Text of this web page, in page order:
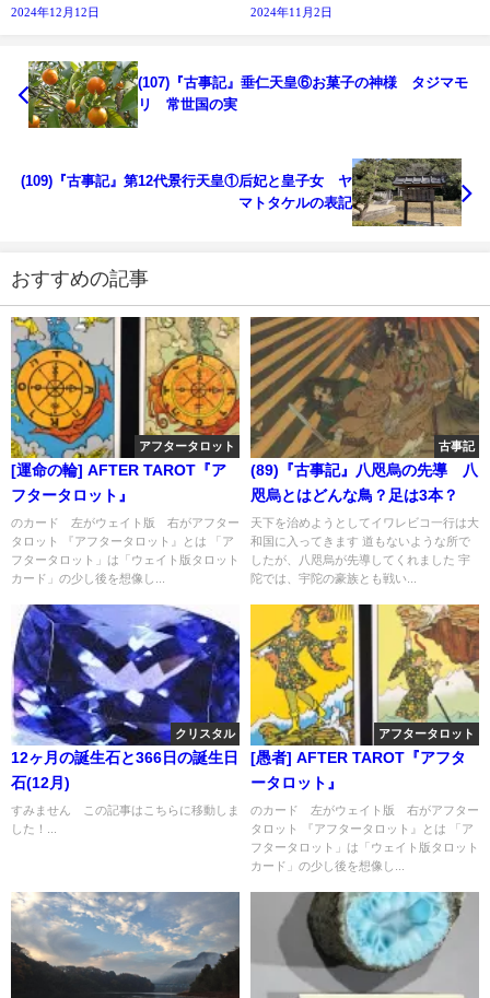
2024年12月12日 2024年11月2日
(107)『古事記』垂仁天皇⑥お菓子の神様 タジマモ
リ 常世国の実
(109)『古事記』第12代景行天皇①后妃と皇子女 ヤ
マトタケルの表記
おすすめの記事
アフタータロット
[運命の輪] AFTER TAROT『ア
フタータロット』
のカード 左がウェイト版 右がアフター
タロット 『アフタータロット』とは 「ア
フタータロット」は「ウェイト版タロット
カード」の少し後を想像し...
古事記
(89)『古事記』八咫烏の先導 八
咫烏とはどんな鳥？足は3本？
天下を治めようとしてイワレビコ一行は大
和国に入ってきます 道もないような所で
したが、八咫烏が先導してくれました 宇
陀では、宇陀の豪族とも戦い...
クリスタル
12ヶ月の誕生石と366日の誕生日
石(12月)
すみません この記事はこちらに移動しま
した！...
アフタータロット
[愚者] AFTER TAROT『アフタ
ータロット』
のカード 左がウェイト版 右がアフター
タロット 『アフタータロット』とは 「ア
フタータロット」は「ウェイト版タロット
カード」の少し後を想像し...